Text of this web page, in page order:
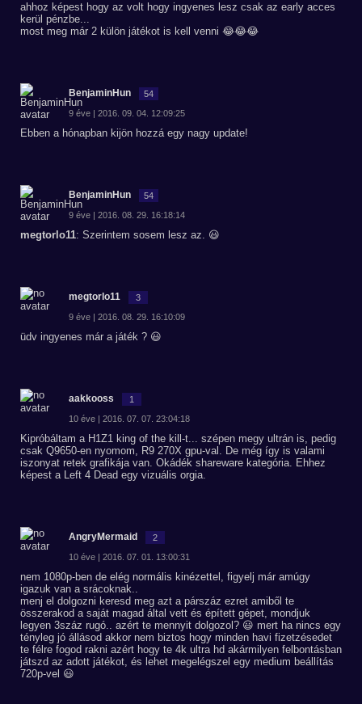
ahhoz képest hogy az volt hogy ingyenes lesz csak az early acces
kerül pénzbe...
most meg már 2 külön játékot is kell venni 😂😂😂
BenjaminHun 54
9 éve | 2016. 09. 04. 12:09:25
Ebben a hónapban kijön hozzá egy nagy update!
BenjaminHun 54
9 éve | 2016. 08. 29. 16:18:14
megtorlo11: Szerintem sosem lesz az. 😃
megtorlo11 3
9 éve | 2016. 08. 29. 16:10:09
üdv ingyenes már a játék ? 😃
aakkooss 1
10 éve | 2016. 07. 07. 23:04:18
Kipróbáltam a H1Z1 king of the kill-t... szépen megy ultrán is, pedig
csak Q9650-en nyomom, R9 270X gpu-val. De még így is valami
iszonyat retek grafikája van. Okádék shareware kategória. Ehhez
képest a Left 4 Dead egy vizuális orgia.
AngryMermaid 2
10 éve | 2016. 07. 01. 13:00:31
nem 1080p-ben de elég normális kinézettel, figyelj már amúgy
igazuk van a srácoknak..
menj el dolgozni keresd meg azt a párszáz ezret amiből te
összerakod a saját magad által vett és épített gépet, mondjuk
legyen 3száz rugó.. azért te mennyit dolgozol? 😃 mert ha nincs egy
tényleg jó állásod akkor nem biztos hogy minden havi fizetzésedet
te félre fogod rakni azért hogy te 4k ultra hd akármilyen felbontásban
játszd az adott játékot, és lehet megelégszel egy medium beállítás
720p-vel 😃